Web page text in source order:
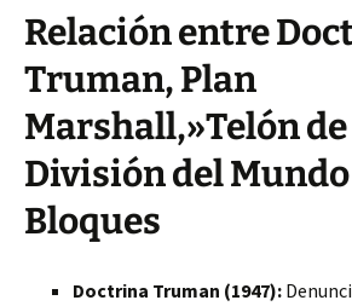
Relación entre
Truman, Plan
Marshall,»Telón
División del
Bloques
Doctrina Truman (1947):